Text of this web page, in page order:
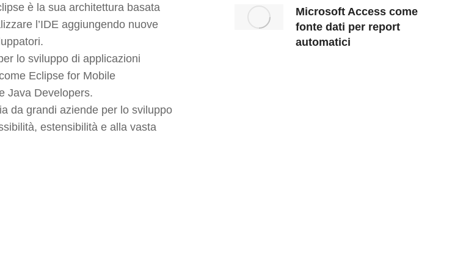
è la sua architettura basata
l’IDE aggiungendo nuove
lo sviluppo di applicazioni
Eclipse for Mobile
Java Developers.
da grandi aziende per lo sviluppo
estensibilità e alla vasta
Microsoft Access come
fonte dati per report
automatici